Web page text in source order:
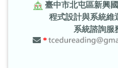
臺中市北屯區新興
程式設計與系統維
系統諮詢服務
*